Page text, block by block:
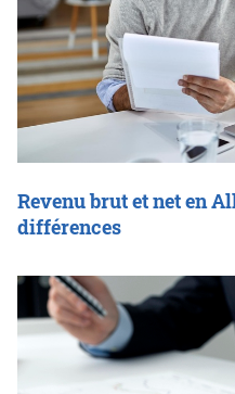
Revenu brut et net en
différences